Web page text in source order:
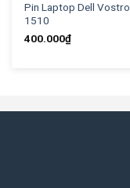
Pin Laptop Dell Vostro
1510
400.000₫